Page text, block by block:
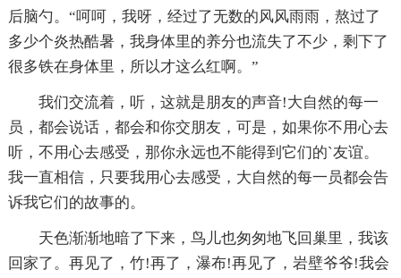
后脑勺。“呵呵，我呀，经过了无数的风风雨雨，熬过了
多少个炎热酷暑，我身体里的养分也流失了不少，剩下了
很多铁在身体里，所以才这么红啊。”
我们交流着，听，这就是朋友的声音!大自然的每一
员，都会说话，都会和你交朋友，可是，如果你不用心去
听，不用心去感受，那你永远也不能得到它们的`友谊。
我一直相信，只要我用心去感受，大自然的每一员都会告
诉我它们的故事的。
天色渐渐地暗了下来，鸟儿也匆匆地飞回巢里，我该
回家了。再见了，竹!再了，瀑布!再见了，岩壁爷爷!我会